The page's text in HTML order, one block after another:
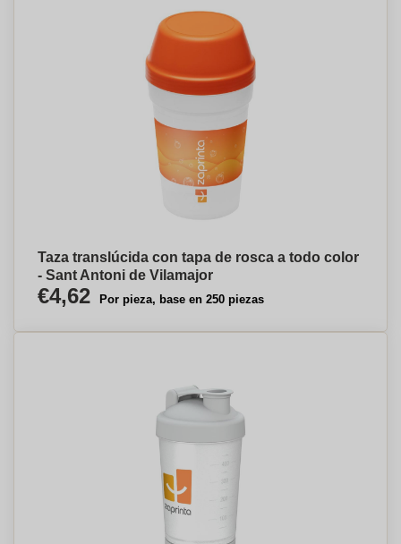
Taza translúcida con tapa de rosca a todo color
- Sant Antoni de Vilamajor
€4,62 Por pieza, base en 250 piezas